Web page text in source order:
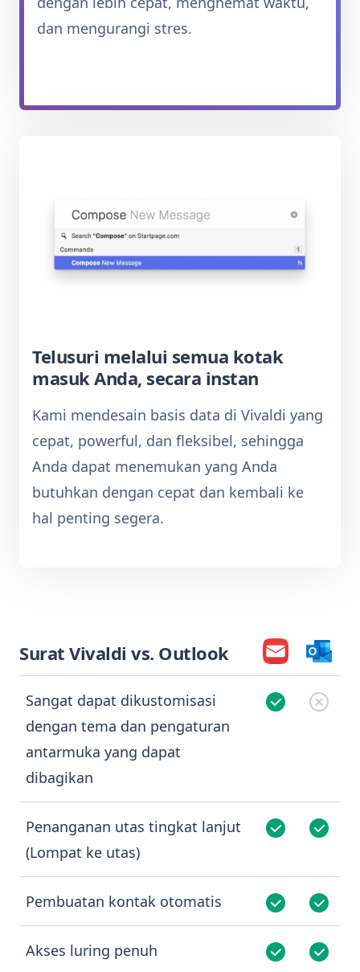
dan mengurangi stres.
Telusuri melalui semua kotak
masuk Anda, secara instan
Kami mendesain basis data di Vivaldi yang
cepat, powerful, dan fleksibel, sehingga
Anda dapat menemukan yang Anda
butuhkan dengan cepat dan kembali ke
hal penting segera.
Surat Vivaldi vs. Outlook
Sangat dapat dikustomisasi
dengan tema dan pengaturan
antarmuka yang dapat
dibagikan
Penanganan utas tingkat lanjut
(Lompat ke utas)
Pembuatan kontak otomatis
Akses luring penuh